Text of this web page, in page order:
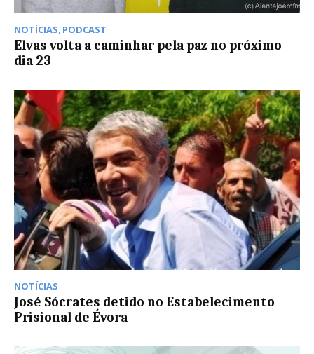
NOTÍCIAS, PODCAST
Elvas volta a caminhar pela paz no próximo
dia 23
NOTÍCIAS
José Sócrates detido no Estabelecimento
Prisional de Évora